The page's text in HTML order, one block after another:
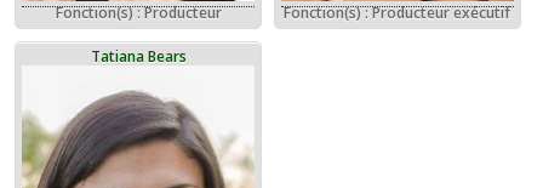
Fonction(s) : Producteur Fonction(s) : Producteur exécutif
Tatiana Bears